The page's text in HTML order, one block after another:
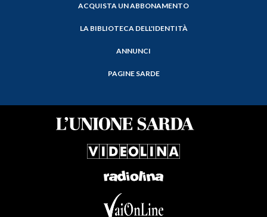
ACQUISTA UN ABBONAMENTO
LA BIBLIOTECA DELL'IDENTITÀ
ANNUNCI
PAGINE SARDE